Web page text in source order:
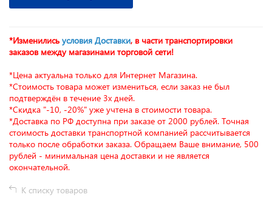
*Изменились условия Доставки, в части транспортировки
заказов между магазинами торговой сети!
*Цена актуальна только для Интернет Магазина.
*Стоимость товара может измениться, если заказ не был
подтверждён в течение 3х дней.
*Скидка "-10, -20%" уже учтена в стоимости товара.
*Доставка по РФ доступна при заказе от 2000 рублей. Точная
стоимость доставки транспортной компанией рассчитывается
только после обработки заказа. Обращаем Ваше внимание, 500
рублей - минимальная цена доставки и не является
окончательной.
К списку товаров